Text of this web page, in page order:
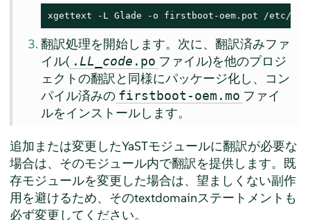
xgettext -L Glade -o firstboot-oem.pot /etc/
翻訳処理を開始します。次に、翻訳済みファ
イル( . LL_code .po ファイル)を他のプロジ
ェクトの翻訳と同様にパッケージ化し、コン
パイル済みの firstboot-oem.mo ファイ
ルをインストールします。
追加または変更したYaSTモジュールに翻訳が必要な
場合は、そのモジュール内で翻訳を提供します。既
存モジュールを変更した場合は、望ましくない副作
用を避けるため、そのtextdomainステートメントも
必ず変更してください。